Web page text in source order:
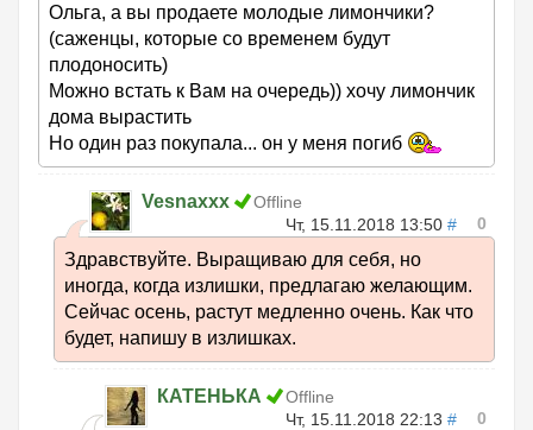
Ольга, а вы продаете молодые лимончики?
(саженцы, которые со временем будут
плодоносить)
Можно встать к Вам на очередь)) хочу лимончик
дома вырастить
Но один раз покупала... он у меня погиб
Vesnaxxx
Offline
Чт, 15.11.2018 13:50 # 0
Здравствуйте. Выращиваю для себя, но
иногда, когда излишки, предлагаю желающим.
Сейчас осень, растут медленно очень. Как что
будет, напишу в излишках.
КАТЕНЬКА
Offline
Чт, 15.11.2018 22:13 # 0